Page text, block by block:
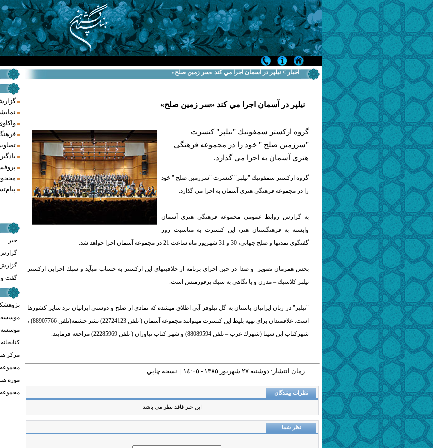
اخبار > نيلپر در آسمان اجرا مي كند «سر زمين صلح»
نيلپر در آسمان اجرا مي كند «سر زمين صلح»
گروه اركستر سمفونيك "نيلپر" كنسرت
"سرزمين صلح " خود را در مجموعه فرهنگي
هنري آسمان به اجرا مي گذارد.
گروه اركستر سمفونيك "نيلپر" كنسرت "سرزمين صلح " خود
را در مجموعه فرهنگي هنري آسمان به اجرا مي گذارد.
به گزارش روابط عمومي مجموعه فرهنگي هنري آسمان
وابسته به فرهنگستان هنر، اين كنسرت به مناسبت روز
گفتگوي تمدنها و صلح جهاني، 30 و 31 شهريور ماه ساعت 21 در مجموعه آسمان اجرا خواهد شد.
بخش همزمان تصوير و صدا در حين اجراي برنامه از خلاقيتهاي اين اركستر به حساب ميآيد و سبك اجرايي اركستر
نيلپر كلاسيك – مدرن و با نگاهي به سبك پرفورمنس است.
"نيلپر" در زبان ايرانيان باستان به گل نيلوفر آبي اطلاق ميشده كه نمادي از صلح و دوستي ايرانيان نزد ساير كشورها
است. علاقمندان براي تهيه بليط اين كنسرت ميتوانند مجموعه آسمان ( تلفن 22724123) نشر چشمه(تلفن 88907766) ،
شهركتاب ابن سينا (شهرك غرب – تلفن 88089594) و شهر كتاب نياوران ( تلفن 22285969) مراجعه فرمايند.
زمان انتشار: دوشنبه ٢٧ شهريور ١٣٨٥ - ١٤:٠٥ | نسخه چاپي
نظرات بینندگان
این خبر فاقد نظر می باشد
نظر شما
گزارش
پیام
خبر
گفت و
موسسه
موسسه
مرکز
موزه
مجموعه